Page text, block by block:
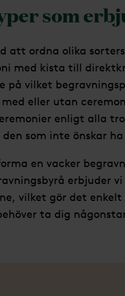
som
att ordna olika
med kista till
på vilket
eller utan
enligt alla
som inte önskar
en vacker
erbjuder
vilket gör det
ta dig